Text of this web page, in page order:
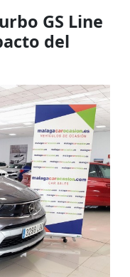
GS Line
del